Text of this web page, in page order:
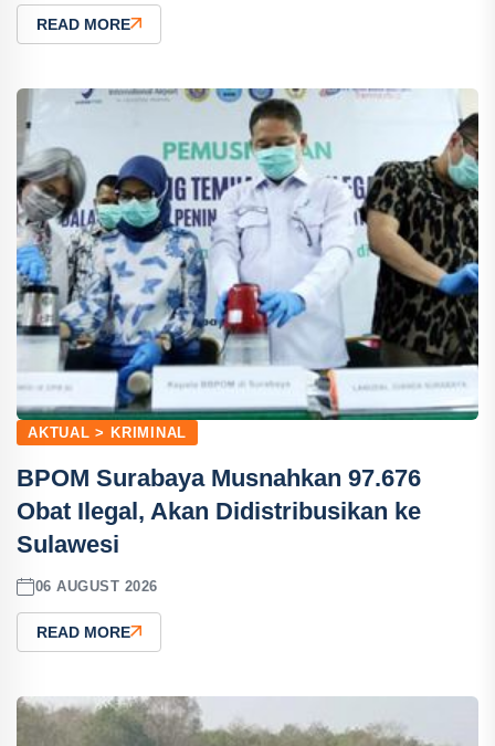
READ MORE
AKTUAL > KRIMINAL
BPOM Surabaya Musnahkan 97.676
Obat Ilegal, Akan Didistribusikan ke
Sulawesi
06 AUGUST 2026
READ MORE